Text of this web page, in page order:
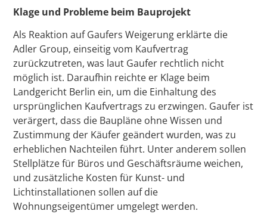
Klage und Probleme beim Bauprojekt
Als Reaktion auf Gaufers Weigerung erklärte die
Adler Group, einseitig vom Kaufvertrag
zurückzutreten, was laut Gaufer rechtlich nicht
möglich ist. Daraufhin reichte er Klage beim
Landgericht Berlin ein, um die Einhaltung des
ursprünglichen Kaufvertrags zu erzwingen. Gaufer ist
verärgert, dass die Baupläne ohne Wissen und
Zustimmung der Käufer geändert wurden, was zu
erheblichen Nachteilen führt. Unter anderem sollen
Stellplätze für Büros und Geschäftsräume weichen,
und zusätzliche Kosten für Kunst- und
Lichtinstallationen sollen auf die
Wohnungseigentümer umgelegt werden.